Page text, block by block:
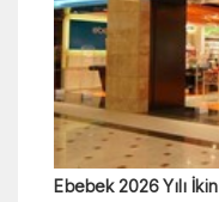
Ebebek 2026 Yılı